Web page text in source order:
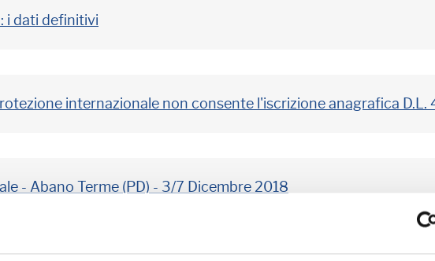
i dati definitivi
internazionale non consente l'iscrizione anagrafica
- Abano Terme (PD) - 3/7 Dicembre 2018